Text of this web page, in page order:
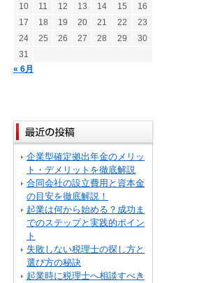
10
11 12 13 14 15
16
17
18 19 20 21 22
23
24
25 26 27 28 29
30
31
« 6月
企業型確定拠出年金のメリッ
ト・デメリットを徹底解説
合同会社の設立費用と資本金
の目安を徹底解説！
起業は何から始める？成功ま
でのステップと実践的ポイン
ト
失敗しない税理士の探し方と
選び方の秘訣
起業時に税理士へ相談すべき